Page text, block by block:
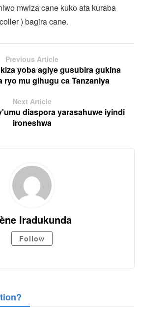
mwiza cane kuko ata kuraba
) bagira cane.
Previous Article
yoba agiye gusubira gukina
ryo mu gihugu ca Tanzaniya
Next Article
diaspora yarasahuwe iyindi
ironeshwa
Iradukunda
Follow